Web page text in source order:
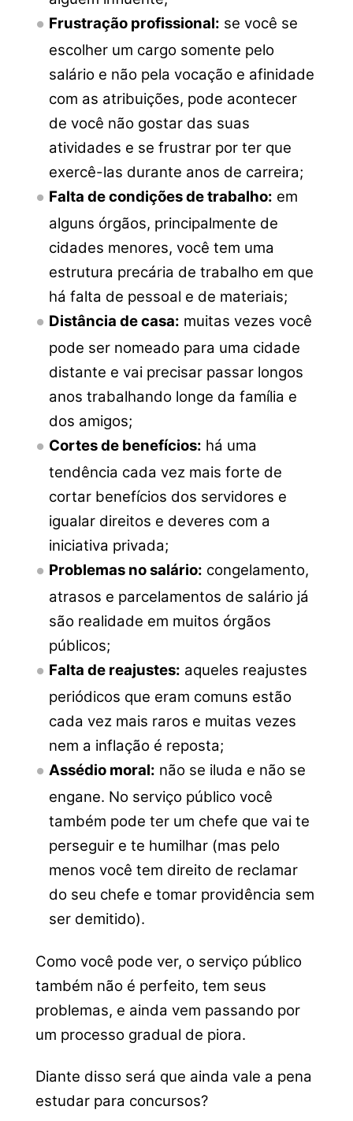
Frustração profissional: se você se
escolher um cargo somente pelo
salário e não pela vocação e afinidade
com as atribuições, pode acontecer
de você não gostar das suas
atividades e se frustrar por ter que
exercê-las durante anos de carreira;
Falta de condições de trabalho: em
alguns órgãos, principalmente de
cidades menores, você tem uma
estrutura precária de trabalho em que
há falta de pessoal e de materiais;
Distância de casa: muitas vezes você
pode ser nomeado para uma cidade
distante e vai precisar passar longos
anos trabalhando longe da família e
dos amigos;
Cortes de benefícios: há uma
tendência cada vez mais forte de
cortar benefícios dos servidores e
igualar direitos e deveres com a
iniciativa privada;
Problemas no salário: congelamento,
atrasos e parcelamentos de salário já
são realidade em muitos órgãos
públicos;
Falta de reajustes: aqueles reajustes
periódicos que eram comuns estão
cada vez mais raros e muitas vezes
nem a inflação é reposta;
Assédio moral: não se iluda e não se
engane. No serviço público você
também pode ter um chefe que vai te
perseguir e te humilhar (mas pelo
menos você tem direito de reclamar
do seu chefe e tomar providência sem
ser demitido).
Como você pode ver, o serviço público
também não é perfeito, tem seus
problemas, e ainda vem passando por
um processo gradual de piora.
Diante disso será que ainda vale a pena
estudar para concursos?